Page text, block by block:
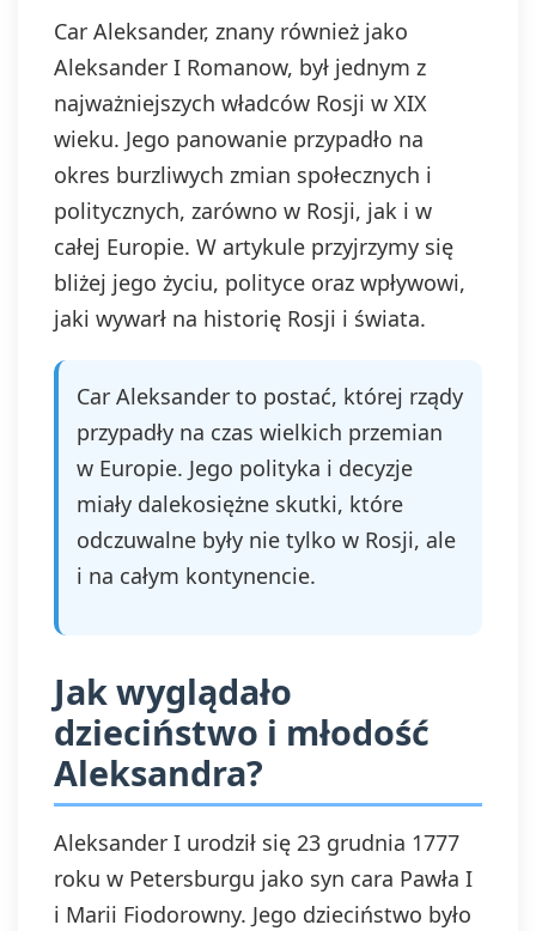
Car Aleksander, znany również jako
Aleksander I Romanow, był jednym z
najważniejszych władców Rosji w XIX
wieku. Jego panowanie przypadło na
okres burzliwych zmian społecznych i
politycznych, zarówno w Rosji, jak i w
całej Europie. W artykule przyjrzymy się
bliżej jego życiu, polityce oraz wpływowi,
jaki wywarł na historię Rosji i świata.
Car Aleksander to postać, której rządy
przypadły na czas wielkich przemian
w Europie. Jego polityka i decyzje
miały dalekosiężne skutki, które
odczuwalne były nie tylko w Rosji, ale
i na całym kontynencie.
Jak wyglądało
dzieciństwo i młodość
Aleksandra?
Aleksander I urodził się 23 grudnia 1777
roku w Petersburgu jako syn cara Pawła I
i Marii Fiodorowny. Jego dzieciństwo było